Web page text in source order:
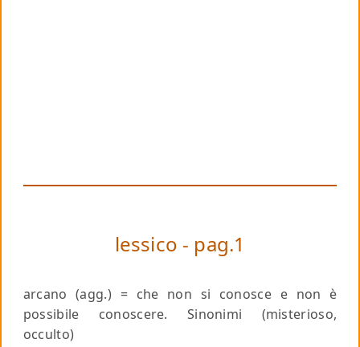
lessico - pag.1
arcano (agg.) = che non si conosce e non è
possibile conoscere. Sinonimi (misterioso,
occulto)